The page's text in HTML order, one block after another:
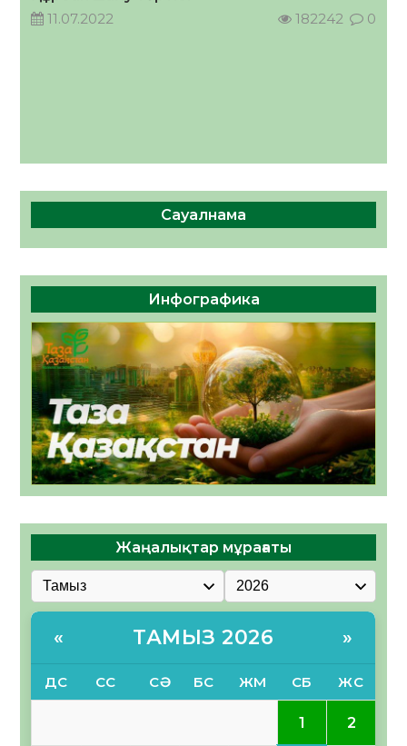
11.07.2022
182242 0
Сауалнама
Инфографика
Жаңалықтар мұрағаты
« ТАМЫЗ 2026 »
ДС СС СӘ БС ЖМ СБ ЖС
1 2